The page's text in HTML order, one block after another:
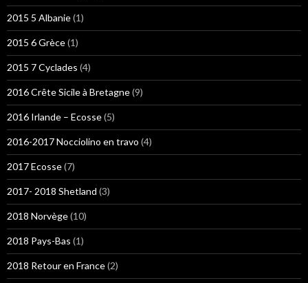
2015 5 Albanie(1)
2015 6 Grèce(1)
2015 7 Cyclades (4)
2016 Crête Sicile à Bretagne(9)
2016 Irlande – Ecosse(5)
2016-2017 Nocciolino en travo (4)
2017 Ecosse(7)
2017- 2018 Shetland (3)
2018 Norvège(10)
2018 Pays-Bas (1)
2018 Retour en France(2)